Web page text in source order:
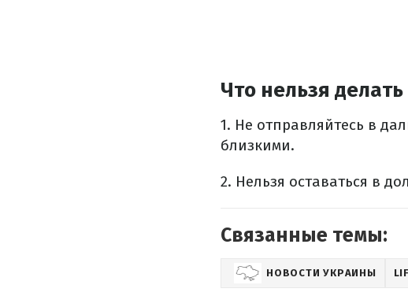
Что нельзя
1. Не отправляйтесь в
близкими.
2. Нельзя оставаться в
Связанные темы:
НОВОСТИ УКРАИНЫ